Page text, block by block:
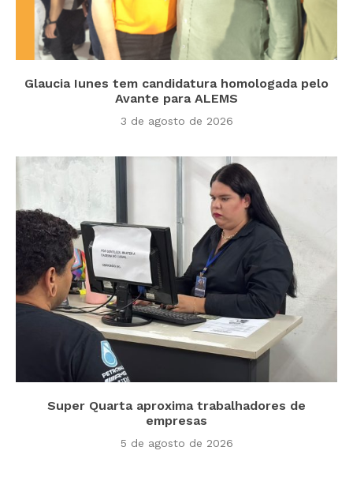
Glaucia Iunes tem candidatura homologada pelo
Avante para ALEMS
3 de agosto de 2026
Super Quarta aproxima trabalhadores de
empresas
5 de agosto de 2026